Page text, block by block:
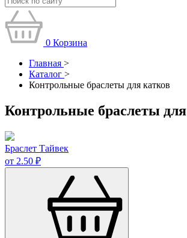
0 Корзина
Главная >
Каталог >
Контрольные браслеты для катков
Контрольные браслеты
Браслет Тайвек
от 2.50 ₽